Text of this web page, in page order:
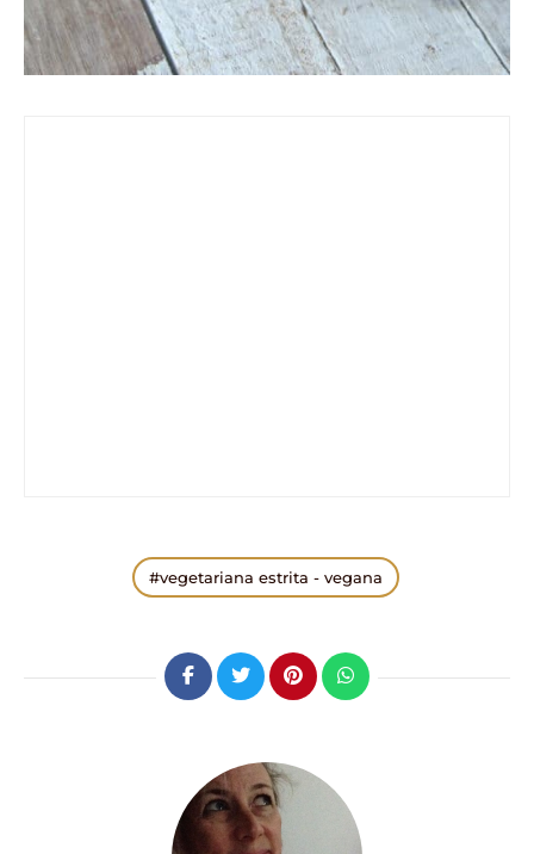
vegetariana estrita - vegana